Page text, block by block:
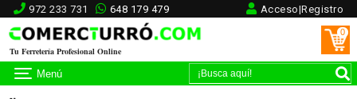
972 233 731 648 179 479 Acceso|Registro
Tu Ferretería Profesional Online
0
Menú